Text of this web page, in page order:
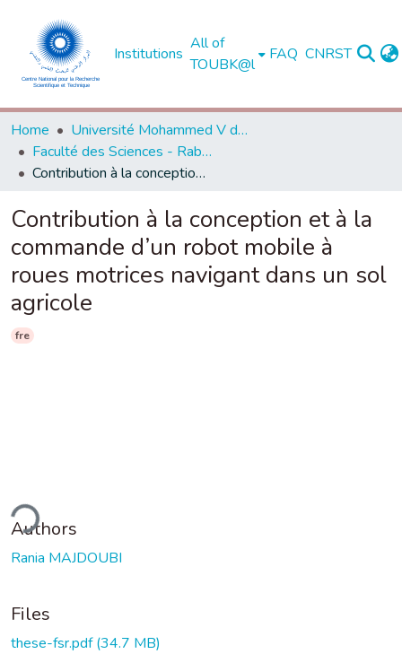
Institutions
All of
TOUBK@l
FAQ CNRST
Home
Université Mohammed V de Rabat
Faculté des Sciences - Rabat
Contribution à la conception et à la commande d’un robot mobile à roues motrices navigant dans un sol agricole
Contribution à la conception et à la
commande d’un robot mobile à
roues motrices navigant dans un sol
agricole
fre
Authors
Rania MAJDOUBI
Files
these-fsr.pdf(34.7 MB)